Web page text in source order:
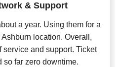
& Support
a year. Using them for a
location. Overall,
and support. Ticket
so far zero downtime.